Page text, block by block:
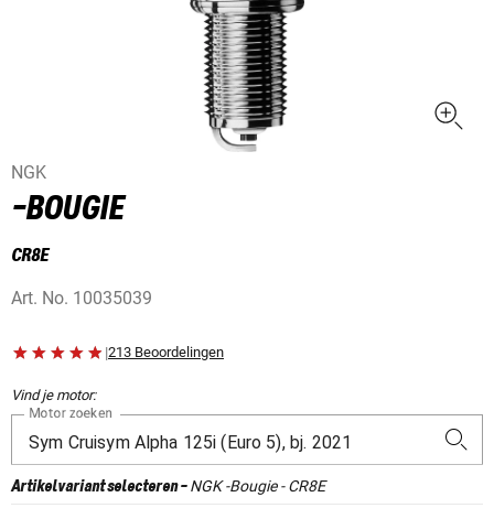
NGK
-BOUGIE
CR8E
Art. No. 10035039
|213 Beoordelingen
Vind je motor:
Motor zoeken
Artikelvariant selecteren-NGK -Bougie - CR8E